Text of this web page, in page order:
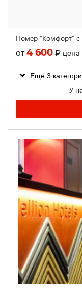
Номер "Комфорт" с
от4 600 ₽ цена
Ещё 3
У